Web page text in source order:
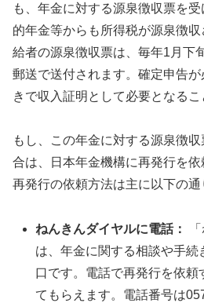
も、年金に対する源泉徴収票を
的年金等からも所得税が源泉徴
給者の源泉徴収票は、毎年1月下
郵送で送付されます。確定申告
きで収入証明として必要となるこ
もし、この年金に対する源泉徴
合は、日本年金機構に再発行を依
再発行の依頼方法は主に以下の通
ねんきんダイヤルに電話：
は、年金に関する相談や手続
口です。電話で再発行を依頼
てもらえます。電話番号は